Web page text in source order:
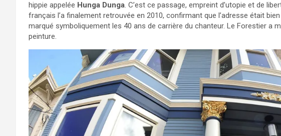
hippie appelée Hunga Dunga. C’est ce passage, empreint d’utopie et de
français l’a finalement retrouvée en 2010, confirmant que l’adresse était
marqué symboliquement les 40 ans de carrière du chanteur. Le Forestier a
peinture.